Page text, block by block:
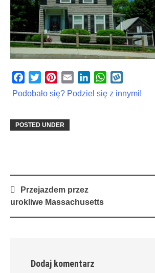
Facebook
TwitterPinterest
Email LinkedInWhatsApp
Podobało się? Podziel się z innymi!
POSTED UNDER
Post
navigation
Przejazdem przez
urokliwe Massachusetts
Dodaj komentarz